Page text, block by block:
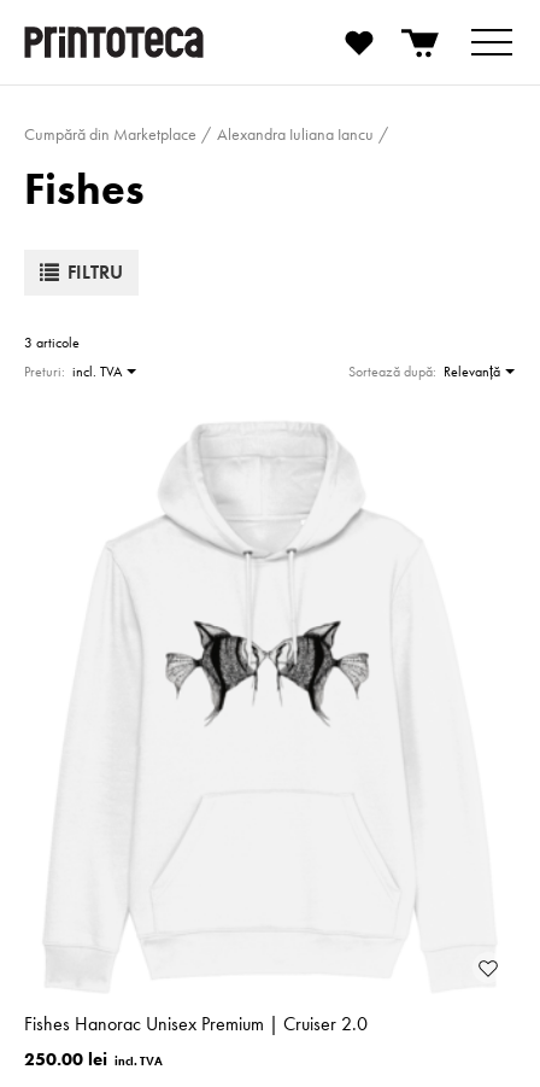
Cumpără din Marketplace Alexandra Iuliana Iancu
Fishes
FILTRU
3 articole
Preturi: incl. TVA Sortează după: Relevanţă
Fishes Hanorac Unisex Premium | Cruiser 2.0
250.00 lei